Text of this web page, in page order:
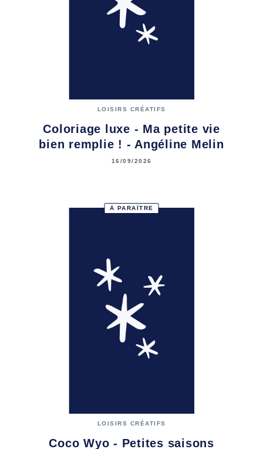
LOISIRS CRÉATIFS
Coloriage luxe - Ma petite vie
bien remplie ! - Angéline Melin
16/09/2026
À PARAÎTRE
LOISIRS CRÉATIFS
Coco Wyo - Petites saisons